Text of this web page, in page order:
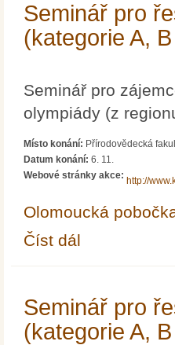
Seminář pro
(kategorie A,
Seminář pro
olympiády (z
Místo konání: Přírodovědecká
Datum konání: 6. 11.
Webové stránky akce:
http://
Olomoucká
Číst dál
Seminář pro
(kategorie A,